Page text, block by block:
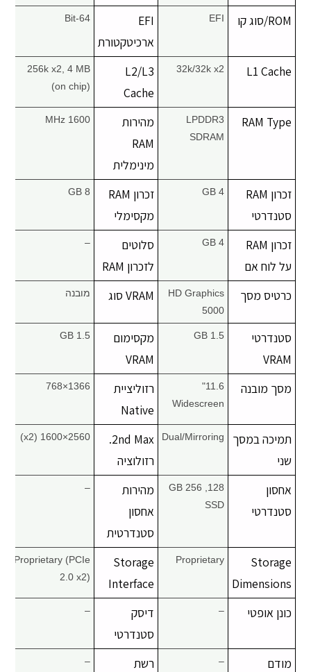
יצירת קשרROM/סוג קו EFI
EFI
ארכיטקטורת
64-Bit
L1 Cache
32k/32k x2
L2/L3
Cache
256k x2, 4 MB
(on chip)
RAM Type
LPDDR3
SDRAM
מהירות
RAM
מינימלית
1600 MHz
זכרון RAM
סטנדרטי
4 GB
זכרון RAM
מקסימלי
8 GB
זכרון RAM
על לוח אם
4 GB
סלוטים
לזכרון RAM
–
כרטיס מסך
HD Graphics
5000
VRAM סוג מובנה
סטנדרטי
VRAM
1.5 GB
מקסימום
VRAM
1.5 GB
מסך מובנה
11.6"
Widescreen
רזוליציית
Native
1366×768
תמיכה במסך
שני
Dual/Mirroring
2nd Max.
רזולוציה
2560×1600 (x2)
אחסון
סטנדרטי
128, 256 GB
SSD
מהירות
אחסון
סטנדרטית
–
Storage
Dimensions
Proprietary
Storage
Interface
Proprietary (PCIe
2.0 x2)
כונן אופטי –
דיסק
סטנדרטי
–
מודם – רשת –